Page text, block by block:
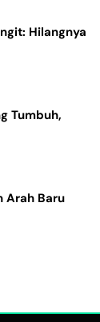
Hilangnya
Tumbuh,
Arah Baru